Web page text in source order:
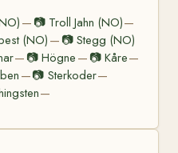
— 📷 Troll Jahn (NO)—
(NO) — 📷 Stegg (NO)
— 📷Högne — 📷 Kåre—
—📷 Sterkoder—
—